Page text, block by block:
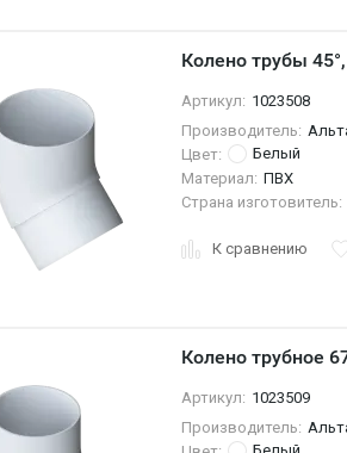
Колено трубы
Артикул: 1023508
Производитель:
Цвет:
Белый
Материал: ПВХ
Страна изготовитель:
К сравнению
Колено трубное
Артикул: 1023509
Производитель: